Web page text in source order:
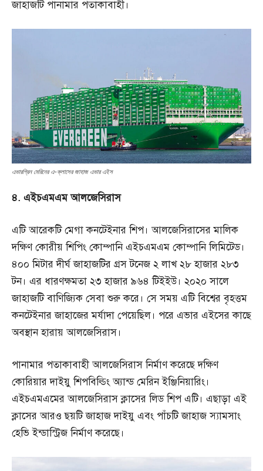
জাহাজটি পানামার পতাকাবাহী।
এভারগ্রিন মেরিনের এ-ক্লাসের জাহাজ এভার এইস
৪. এইচএমএম আলজেসিরাস
এটি আরেকটি মেগা কনটেইনার শিপ। আলজেসিরাসের মালিক
দক্ষিণ কোরীয় শিপিং কোম্পানি এইচএমএম কোম্পানি লিমিটেড।
৪০০ মিটার দীর্ঘ জাহাজটির গ্রস টনেজ ২ লাখ ২৮ হাজার ২৮৩
টন। এর ধারণক্ষমতা ২৩ হাজার ৯৬৪ টিইইউ। ২০২০ সালে
জাহাজটি বাণিজ্যিক সেবা শুরু করে। সে সময় এটি বিশ্বের বৃহত্তম
কনটেইনার জাহাজের মর্যাদা পেয়েছিল। পরে এভার এইসের কাছে
অবস্থান হারায় আলজেসিরাস।
পানামার পতাকাবাহী আলজেসিরাস নির্মাণ করেছে দক্ষিণ
কোরিয়ার দাইয়ু শিপবিল্ডিং অ্যান্ড মেরিন ইঞ্জিনিয়ারিং।
এইচএমএমের আলজেসিরাস ক্লাসের লিড শিপ এটি। এছাড়া এই
ক্লাসের আরও ছয়টি জাহাজ দাইয়ু এবং পাঁচটি জাহাজ স্যামসাং
হেভি ইন্ডাস্ট্রিজ নির্মাণ করেছে।